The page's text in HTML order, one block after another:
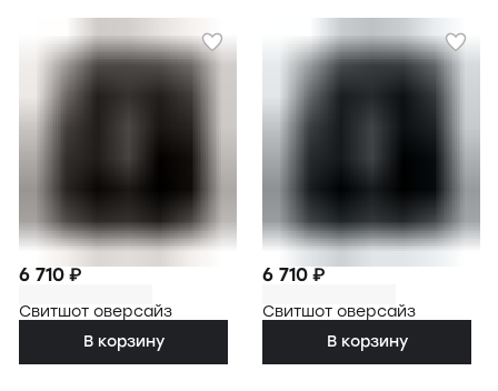
6 710 ₽
Свитшот оверсайз
В корзину
6 710 ₽
Свитшот оверсайз
В корзину